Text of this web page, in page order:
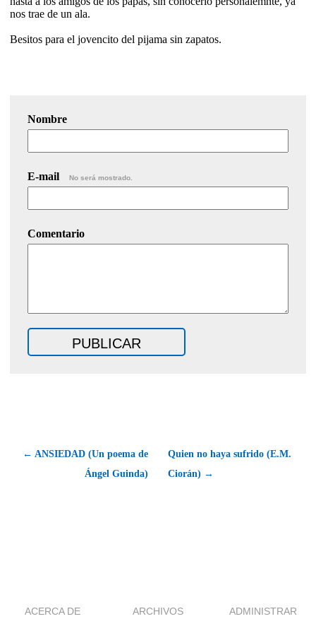
nos trae de un ala.
Besitos para el jovencito del pijama sin zapatos.
Nombre
E-mail No será mostrado.
Comentario
← ANSIEDAD (Un poema de
Ángel Guinda)
Quien no haya sufrido (E.M.
Ciorán) →
ACERCA DE ARCHIVOS ADMINISTRAR